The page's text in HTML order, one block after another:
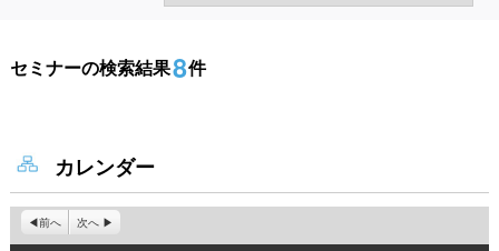
セミナーの検索結果8件
カレンダー
前へ 次へ